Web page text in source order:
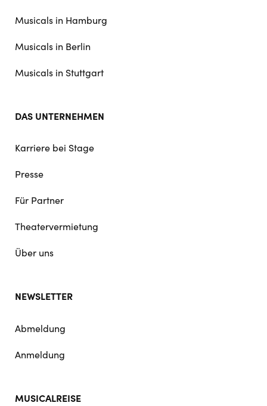
Musicals in Hamburg
Musicals in Berlin
Musicals in Stuttgart
DAS UNTERNEHMEN
Karriere bei Stage
Presse
Für Partner
Theatervermietung
Über uns
NEWSLETTER
Abmeldung
Anmeldung
MUSICALREISE